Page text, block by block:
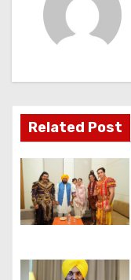
Related Post